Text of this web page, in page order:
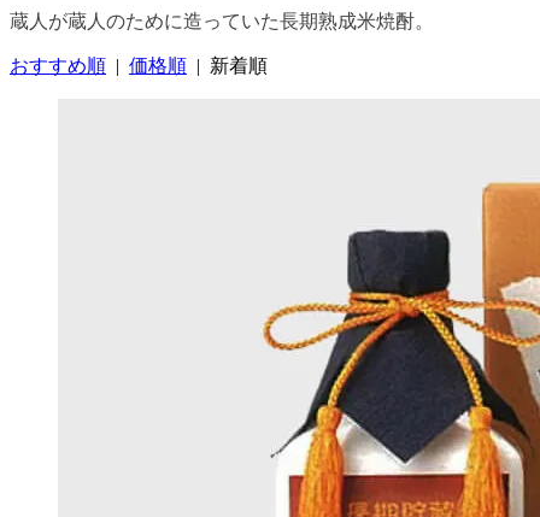
蔵人が蔵人のために造っていた長期熟成米焼酎。
おすすめ順 | 価格順 | 新着順